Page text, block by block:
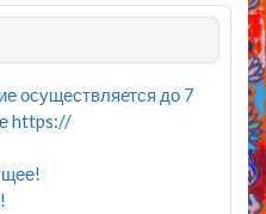
осуществляется до 7
https://